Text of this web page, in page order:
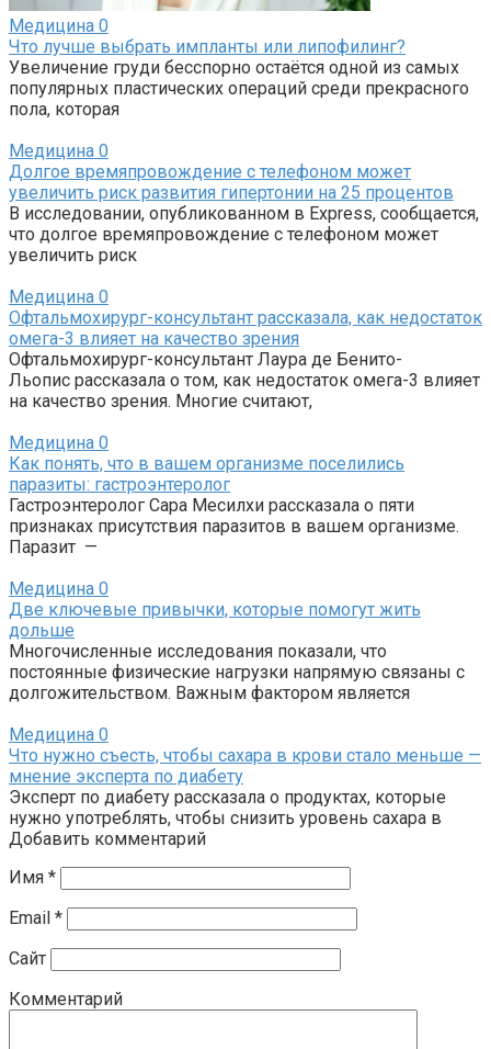
Медицина 0
Что лучше выбрать импланты или липофилинг?
Увеличение груди бесспорно остаётся одной из самых
популярных пластических операций среди прекрасного
пола, которая
Медицина 0
Долгое времяпровождение с телефоном может
увеличить риск развития гипертонии на 25 процентов
В исследовании, опубликованном в Express, сообщается,
что долгое времяпровождение с телефоном может
увеличить риск
Медицина 0
Офтальмохирург-консультант рассказала, как недостаток
омега-3 влияет на качество зрения
Офтальмохирург-консультант Лаура де Бенито-
Льопис рассказала о том, как недостаток омега-3 влияет
на качество зрения. Многие считают,
Медицина 0
Как понять, что в вашем организме поселились
паразиты: гастроэнтеролог
Гастроэнтеролог Сара Месилхи рассказала о пяти
признаках присутствия паразитов в вашем организме.
Паразит —
Медицина 0
Две ключевые привычки, которые помогут жить
дольше
Многочисленные исследования показали, что
постоянные физические нагрузки напрямую связаны с
долгожительством. Важным фактором является
Медицина 0
Что нужно съесть, чтобы сахара в крови стало меньше —
мнение эксперта по диабету
Эксперт по диабету рассказала о продуктах, которые
нужно употреблять, чтобы снизить уровень сахара в
Добавить комментарий
Имя *
Email *
Сайт
Комментарий